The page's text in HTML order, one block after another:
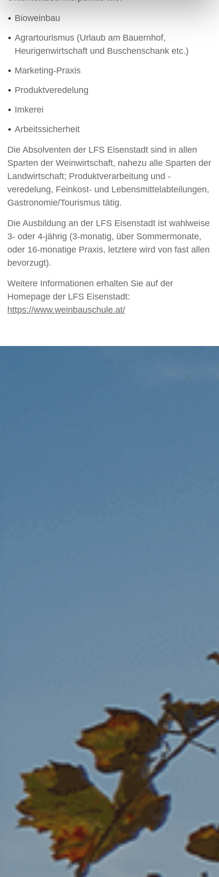
Bioweinbau
Agrartourismus (Urlaub am Bauernhof,
Heurigenwirtschaft und Buschenschank etc.)
Marketing-Praxis
Produktveredelung
Imkerei
Arbeitssicherheit
Die Absolventen der LFS Eisenstadt sind in allen
Sparten der Weinwirtschaft, nahezu alle Sparten der
Landwirtschaft; Produktverarbeitung und -
veredelung, Feinkost- und Lebensmittelabteilungen,
Gastronomie/Tourismus tätig.
Die Ausbildung an der LFS Eisenstadt ist wahlweise
3- oder 4-jährig (3-monatig, über Sommermonate,
oder 16-monatige Praxis, letztere wird von fast allen
bevorzugt).
Weitere Informationen erhalten Sie auf der
Homepage der LFS Eisenstadt:
https://www.weinbauschule.at/